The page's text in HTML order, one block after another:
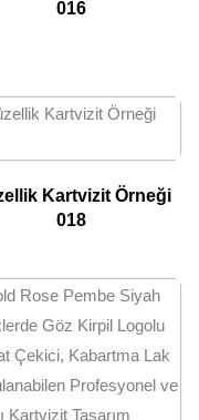
016
Kartvizit Örneği
018